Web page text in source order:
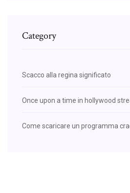
Category
Scacco alla regina significato
Once upon a time in hollywood
Come scaricare un programma